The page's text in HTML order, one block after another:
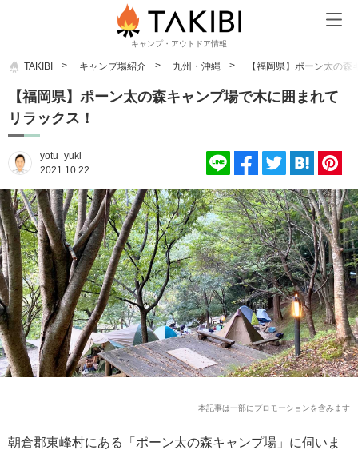
キャンプ・アウトドア情報
TAKIBI キャンプ場紹介 九州・沖縄 【福岡県】ポーン太の
【福岡県】ポーン太の森キャンプ場で木に囲まれて
リラックス！
yotu_yuki
2021.10.22
本記事は一部にプロモーションを含みます
朝倉郡東峰村にある「ポーン太の森キャンプ場」に伺いま